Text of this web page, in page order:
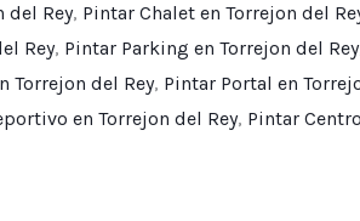
del Rey, Pintar Chalet en Torrejon del
Rey, Pintar Parking en Torrejon del Rey
Torrejon del Rey, Pintar Portal en
en Torrejon del Rey, Pintar